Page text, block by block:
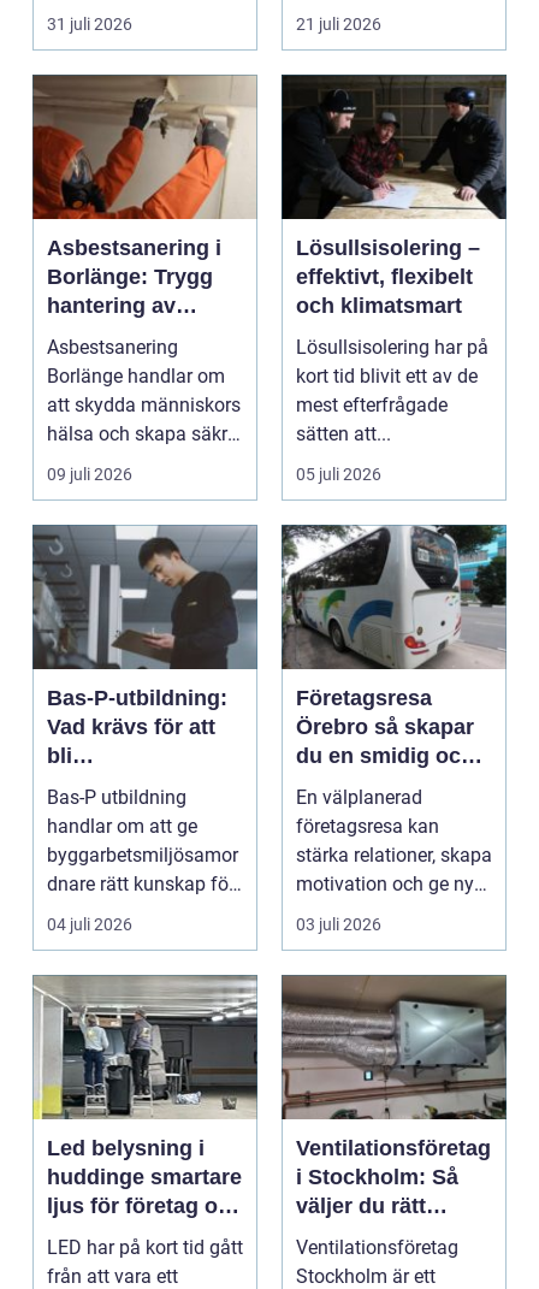
sabotage och andra
ang...
31 juli 2026
ett extra rum under
somma...
21 juli 2026
Asbestsanering i
Borlänge: Trygg
hantering av
farliga fibrer
Asbestsanering
Borlänge handlar om
att skydda människors
hälsa och skapa säkra
m...
09 juli 2026
Lösullsisolering –
effektivt, flexibelt
och klimatsmart
Lösullsisolering har på
kort tid blivit ett av de
mest efterfrågade
sätten att...
05 juli 2026
Bas-P-utbildning:
Vad krävs för att
bli
byggarbetsmiljösa
mordnare?
Bas-P utbildning
handlar om att ge
byggarbetsmiljösamor
dnare rätt kunskap för
att pla...
04 juli 2026
Företagsresa
Örebro så skapar
du en smidig och
minnesvärd resa
för hela teamet
En välplanerad
företagsresa kan
stärka relationer, skapa
motivation och ge ny
energi till både chefe...
03 juli 2026
Led belysning i
huddinge smartare
ljus för företag och
fastigheter
LED har på kort tid gått
från att vara ett
Ventilationsföretag
i Stockholm: Så
väljer du rätt
partner för frisk
luft inomhus
Ventilationsföretag
Stockholm är ett